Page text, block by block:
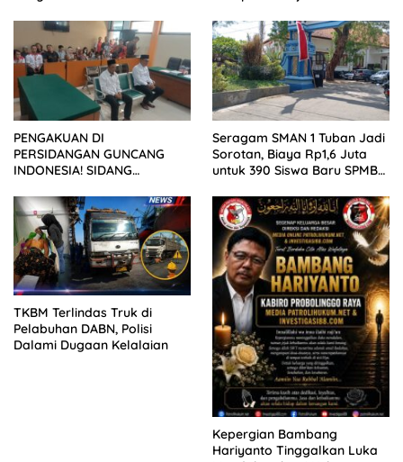
PENGAKUAN DI
PERSIDANGAN GUNCANG
INDONESIA! SIDANG
KELUARGA KORBAN
MENGAMUK DI PN MALANG
Seragam SMAN 1 Tuban Jadi
Sorotan, Biaya Rp1,6 Juta
untuk 390 Siswa Baru SPMB
TKBM Terlindas Truk di
Pelabuhan DABN, Polisi
Dalami Dugaan Kelalaian
Kepergian Bambang
Hariyanto Tinggalkan Luka